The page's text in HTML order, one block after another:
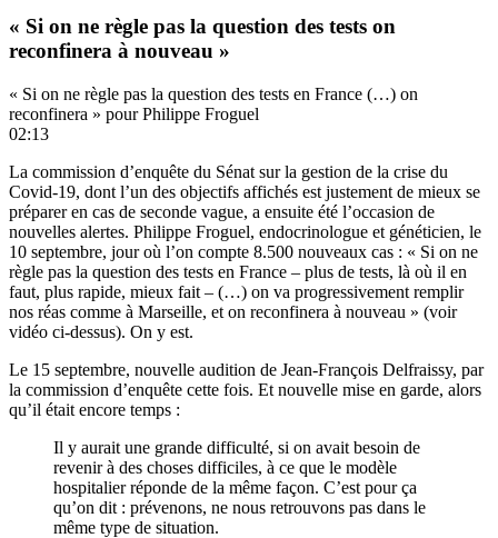
« Si on ne règle pas la question des tests on
reconfinera à nouveau »
« Si on ne règle pas la question des tests en France (…) on
reconfinera » pour Philippe Froguel
02:13
La commission d’enquête du Sénat sur la gestion de la crise du
Covid-19, dont l’un des objectifs affichés est justement de mieux se
préparer en cas de seconde vague, a ensuite été l’occasion de
nouvelles alertes. Philippe Froguel, endocrinologue et généticien, le
10 septembre, jour où l’on compte 8.500 nouveaux cas : « Si on ne
règle pas la question des tests en France – plus de tests, là où il en
faut, plus rapide, mieux fait – (…) on va progressivement remplir
nos réas comme à Marseille, et on reconfinera à nouveau » (voir
vidéo ci-dessus). On y est.
Le 15 septembre, nouvelle audition de Jean-François Delfraissy, par
la commission d’enquête cette fois. Et nouvelle mise en garde, alors
qu’il était encore temps :
Il y aurait une grande difficulté, si on avait besoin de
revenir à des choses difficiles, à ce que le modèle
hospitalier réponde de la même façon. C’est pour ça
qu’on dit : prévenons, ne nous retrouvons pas dans le
même type de situation.